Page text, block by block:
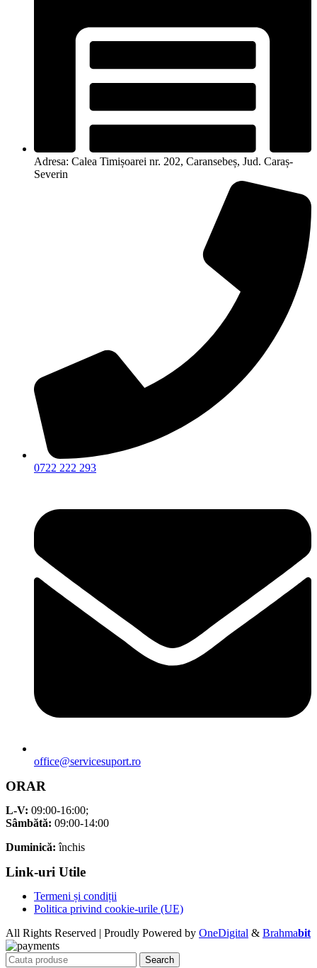
Adresa: Calea Timișoarei nr. 202, Caransebeș, Jud. Caraș-
Severin
0722 222 293
office@servicesuport.ro
ORAR
L-V: 09:00-16:00;
Sâmbătă: 09:00-14:00
Duminică: închis
Link-uri Utile
Termeni și condiții
Politica privind cookie-urile (UE)
All Rights Reserved | Proudly Powered by OneDigital & Brahmabit
Search